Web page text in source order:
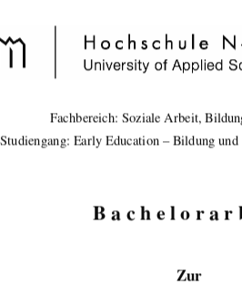
Fachbereich: Soziale Arbeit,
Studiengang: Early Education – Bildung
B a c h e l o r a r
Zur